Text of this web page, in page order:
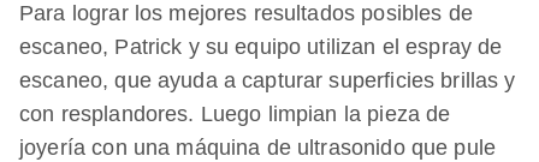
Para lograr los mejores resultados posibles de
escaneo, Patrick y su equipo utilizan el espray de
escaneo, que ayuda a capturar superficies brillas y
con resplandores. Luego limpian la pieza de
joyería con una máquina de ultrasonido que pule